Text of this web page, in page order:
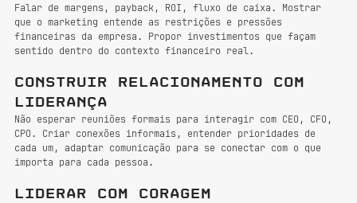
Falar de margens, payback, ROI, fluxo de caixa. Mostrar
que o marketing entende as restrições e pressões
financeiras da empresa. Propor investimentos que façam
sentido dentro do contexto financeiro real.
Construir relacionamento com
liderança
Não esperar reuniões formais para interagir com CEO, CFO,
CPO. Criar conexões informais, entender prioridades de
cada um, adaptar comunicação para se conectar com o que
importa para cada pessoa.
Liderar com coragem